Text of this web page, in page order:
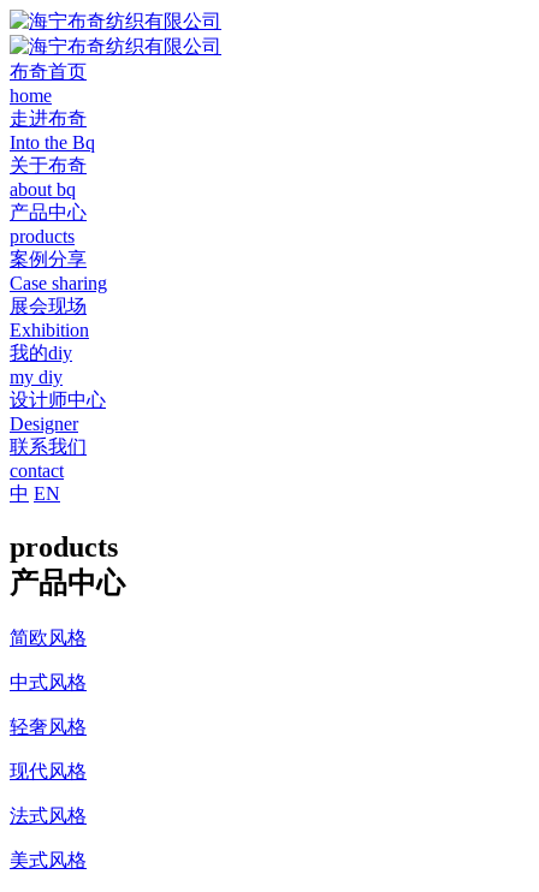
布奇首页
home
走进布奇
Into the Bq
关于布奇
about bq
产品中心
products
案例分享
Case sharing
展会现场
Exhibition
我的diy
my diy
设计师中心
Designer
联系我们
contact
中 EN
products
产品中心
简欧风格
中式风格
轻奢风格
现代风格
法式风格
美式风格